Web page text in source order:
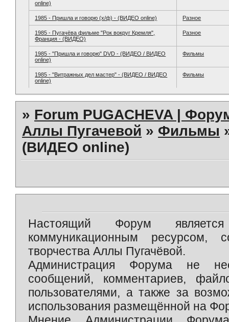
online)
1985 - Пришла и говорю (х/ф) - (ВИДЕО online) Разное
1985 - Пугачёва фильме "Рок вокруг Кремля",
Франция - (ВИДЕО)
Разное
1985 - "Пришла и говорю" DVD - (ВИДЕО / ВИДЕО
online)
Фильмы
1985 - "Витражных дел мастер" - (ВИДЕО / ВИДЕО
online)
Фильмы
» Forum PUGACHEVA |
Аллы Пугачевой » Фильмы
(ВИДЕО online)
Настоящий Форум является
коммуникационным ресурсом,
творчества Аллы Пугачёвой.
Администрация Форума не
сообщений, комментариев,
пользователями, а также за
использования размещённой на